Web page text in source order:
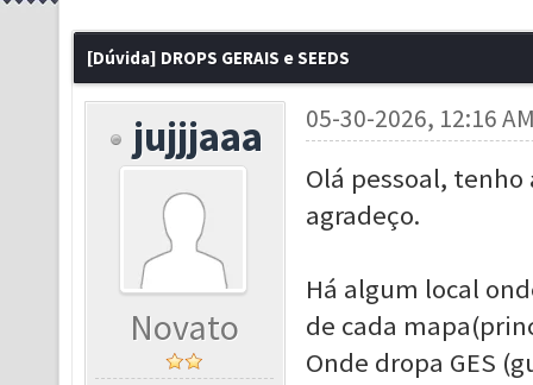
[Dúvida] DROPS GERAIS e SEEDS
jujjjaaa
Novato
05-30-2026, 12:16
Olá pessoal,
agradeço.
Há algum local
de cada
Onde dropa GES